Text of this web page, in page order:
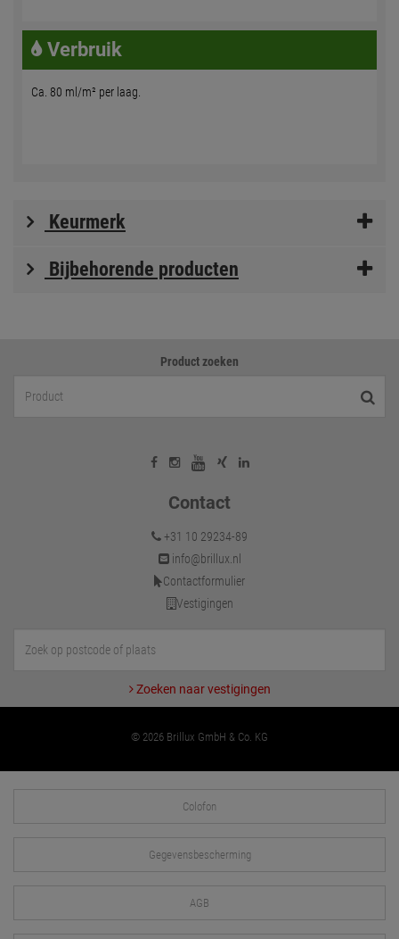
Verbruik
Ca. 80 ml/m² per laag.
Keurmerk
Bijbehorende producten
Product zoeken
Contact
+31 10 29234-89
info@brillux.nl
Contactformulier
Vestigingen
Zoeken naar vestigingen
© 2026 Brillux GmbH & Co. KG
Colofon
Gegevensbescherming
AGB